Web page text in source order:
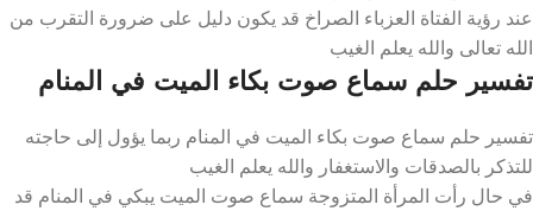
عند رؤية الفتاة العزباء الصراخ قد يكون دليل على ضرورة التقرب من
الله تعالى والله يعلم الغيب
تفسير حلم سماع صوت بكاء الميت في المنام
تفسير حلم سماع صوت بكاء الميت في المنام ربما يؤول إلى حاجته
للتذكر بالصدقات والاستغفار والله يعلم الغيب
في حال رأت المرأة المتزوجة سماع صوت الميت يبكي في المنام قد